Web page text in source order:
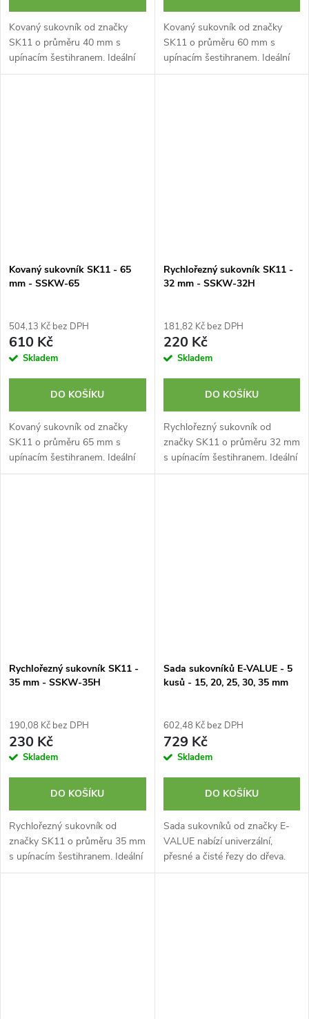
Kovaný sukovník od značky
SK11 o průměru 40 mm s
upínacím šestihranem. Ideální
pro vytváření otvorů v
Kovaný sukovník od značky
SK11 o průměru 60 mm s
upínacím šestihranem. Ideální
pro vytváření otvorů v
Kovaný sukovník SK11 - 65
mm - SSKW-65
504,13 Kč bez DPH
610 Kč
Skladem
DO KOŠÍKU
Kovaný sukovník od značky
SK11 o průměru 65 mm s
upínacím šestihranem. Ideální
pro vytváření otvorů v
Rychlořezný sukovník SK11 -
32 mm - SSKW-32H
181,82 Kč bez DPH
220 Kč
Skladem
DO KOŠÍKU
Rychlořezný sukovník od
značky SK11 o průměru 32 mm
s upínacím šestihranem. Ideální
pro vytváření otvorů v
Rychlořezný sukovník SK11 -
35 mm - SSKW-35H
190,08 Kč bez DPH
230 Kč
Skladem
DO KOŠÍKU
Rychlořezný sukovník od
značky SK11 o průměru 35 mm
s upínacím šestihranem. Ideální
pro vytváření otvorů v
Sada sukovníků E-VALUE - 5
kusů - 15, 20, 25, 30, 35 mm
602,48 Kč bez DPH
729 Kč
Skladem
DO KOŠÍKU
Sada sukovníků od značky E-
VALUE nabízí univerzální,
přesné a čisté řezy do dřeva.
Obsahuje pět velikostí od 15